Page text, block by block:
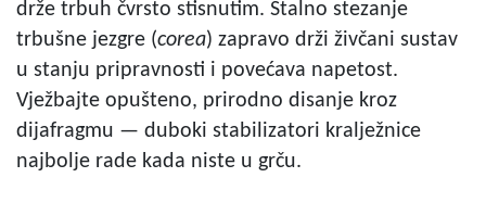
drže trbuh čvrsto stisnutim. Stalno stezanje
trbušne jezgre (corea) zapravo drži živčani sustav
u stanju pripravnosti i povećava napetost.
Vježbajte opušteno, prirodno disanje kroz
dijafragmu — duboki stabilizatori kralježnice
najbolje rade kada niste u grču.